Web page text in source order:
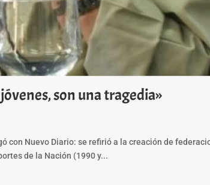
son una tragedia»
con Nuevo Diario: se refirió a la creación de
de la Nación (1990 y...